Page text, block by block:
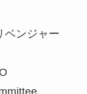
ベンジャー